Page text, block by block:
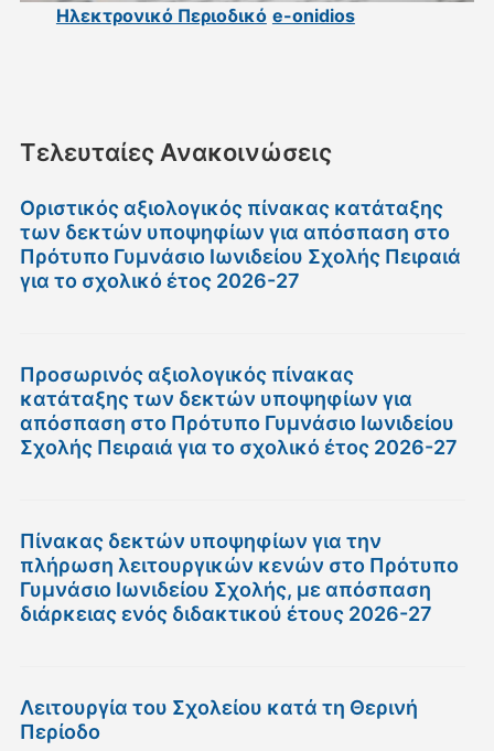
Ηλεκτρονικό Περιοδικό e-onidios
Τελευταίες Ανακοινώσεις
Οριστικός αξιολογικός πίνακας κατάταξης
των δεκτών υποψηφίων για απόσπαση στο
Πρότυπο Γυμνάσιο Ιωνιδείου Σχολής Πειραιά
για το σχολικό έτος 2026-27
Προσωρινός αξιολογικός πίνακας
κατάταξης των δεκτών υποψηφίων για
απόσπαση στο Πρότυπο Γυμνάσιο Ιωνιδείου
Σχολής Πειραιά για το σχολικό έτος 2026-27
Πίνακας δεκτών υποψηφίων για την
πλήρωση λειτουργικών κενών στο Πρότυπο
Γυμνάσιο Ιωνιδείου Σχολής, με απόσπαση
διάρκειας ενός διδακτικού έτους 2026-27
Λειτουργία του Σχολείου κατά τη Θερινή
Περίοδο